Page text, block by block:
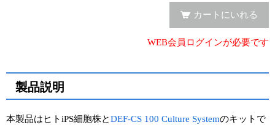
カートにいれる
WEB会員ログインが必要です
製品説明
本製品はヒトiPS細胞株とDEF-CS 100 Culture Systemのキットで